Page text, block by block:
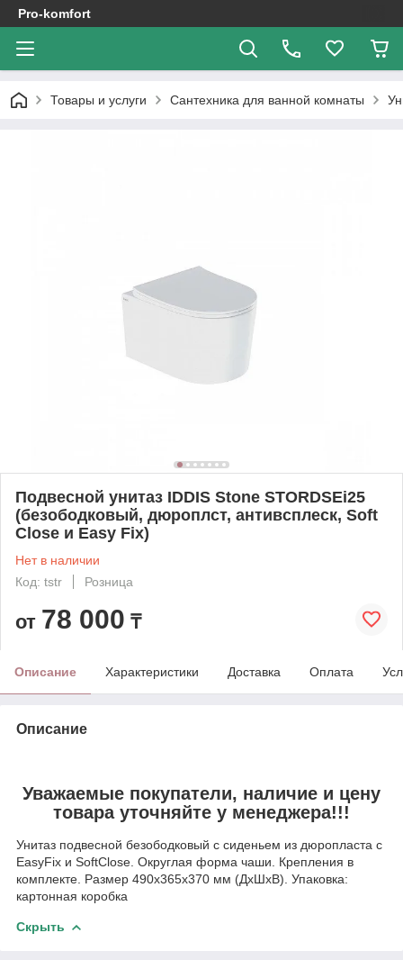
Pro-komfort
Товары и услуги Сантехника для ванной комнаты
Подвесной унитаз IDDIS Stone STORDSEi25
(безободковый, дюроплст, антивсплеск, Soft
Close и Easy Fix)
Нет в наличии
Код: tstr
Розница
от 78 000 ₸
Описание Характеристики Доставка Оплата
Описание
Уважаемые покупатели, наличие и цену
товара уточняйте у менеджера!!!
Унитаз подвесной безободковый с сиденьем из дюропласта с
EasyFix и SoftClose. Округлая форма чаши. Крепления в
комплекте. Размер 490х365х370 мм (ДхШхВ). Упаковка:
картонная коробка
Скрыть